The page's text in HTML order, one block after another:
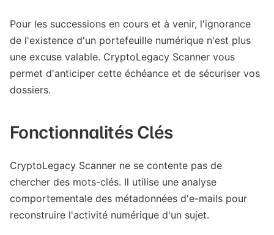
Pour les successions en cours et à venir, l'ignorance
de l'existence d'un portefeuille numérique n'est plus
une excuse valable. CryptoLegacy Scanner vous
permet d'anticiper cette échéance et de sécuriser vos
dossiers.
Fonctionnalités Clés
CryptoLegacy Scanner ne se contente pas de
chercher des mots-clés. Il utilise une analyse
comportementale des métadonnées d'e-mails pour
reconstruire l'activité numérique d'un sujet.